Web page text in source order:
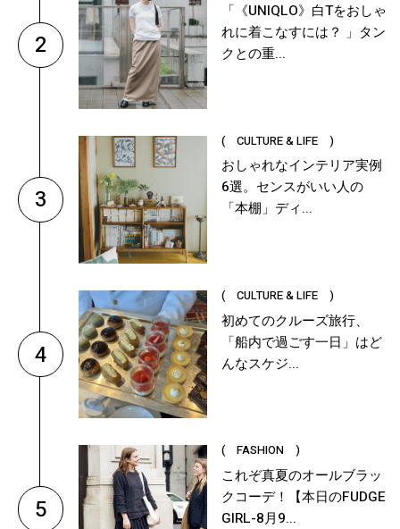
2
「《UNIQLO》白Tをおしゃ
れに着こなすには？ 」タン
クとの重...
3
( CULTURE & LIFE )
おしゃれなインテリア実例
6選。センスがいい人の
「本棚」ディ...
4
( CULTURE & LIFE )
初めてのクルーズ旅行、
「船内で過ごす一日」はど
んなスケジ...
5
( FASHION )
これぞ真夏のオールブラッ
クコーデ！【本日のFUDGE
GIRL-8月9...